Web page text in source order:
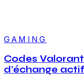
GAMING
Codes
d’échange